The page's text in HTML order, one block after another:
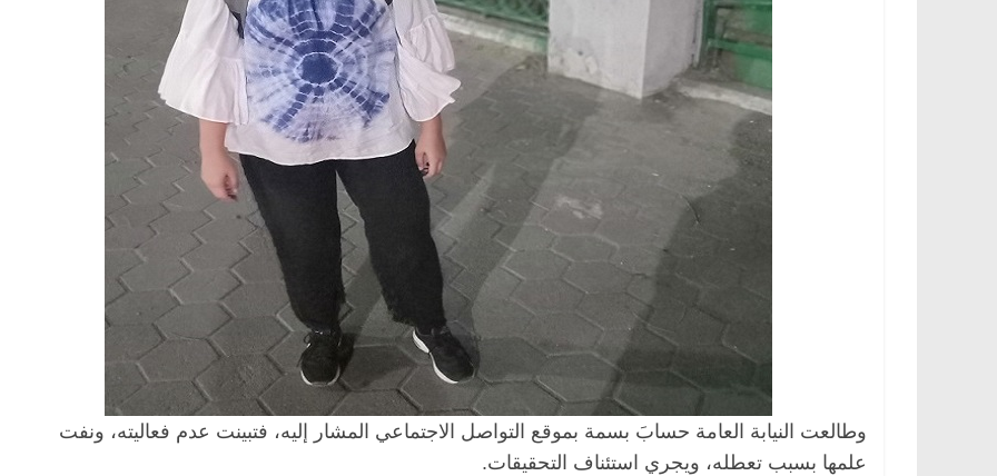
وطالعت النيابة العامة حسابَ بسمة بموقع التواصل الاجتماعي المشار إليه، فتبينت عدم فعاليته، ونفت
علمها بسبب تعطله، ويجري استئناف التحقيقات.